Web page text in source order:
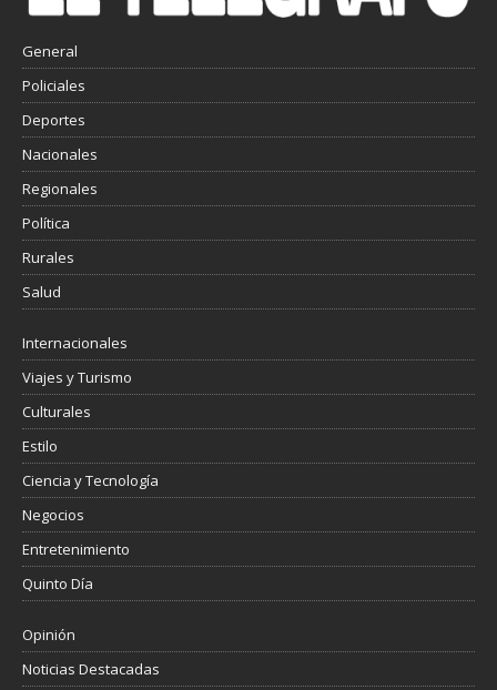
General
Policiales
Deportes
Nacionales
Regionales
Política
Rurales
Salud
Internacionales
Viajes y Turismo
Culturales
Estilo
Ciencia y Tecnología
Negocios
Entretenimiento
Quinto Día
Opinión
Noticias Destacadas